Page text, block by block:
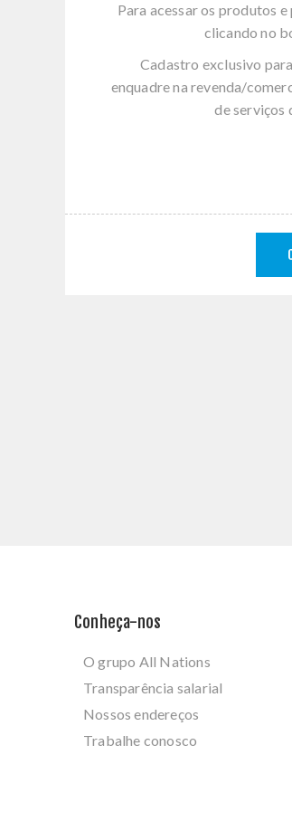
Para acessar os produtos
clicando no
Cadastro exclusivo
enquadre na revenda/
de serviços
Conheça-nos
O grupo All Nations
Transparência salarial
Nossos endereços
Trabalhe conosco